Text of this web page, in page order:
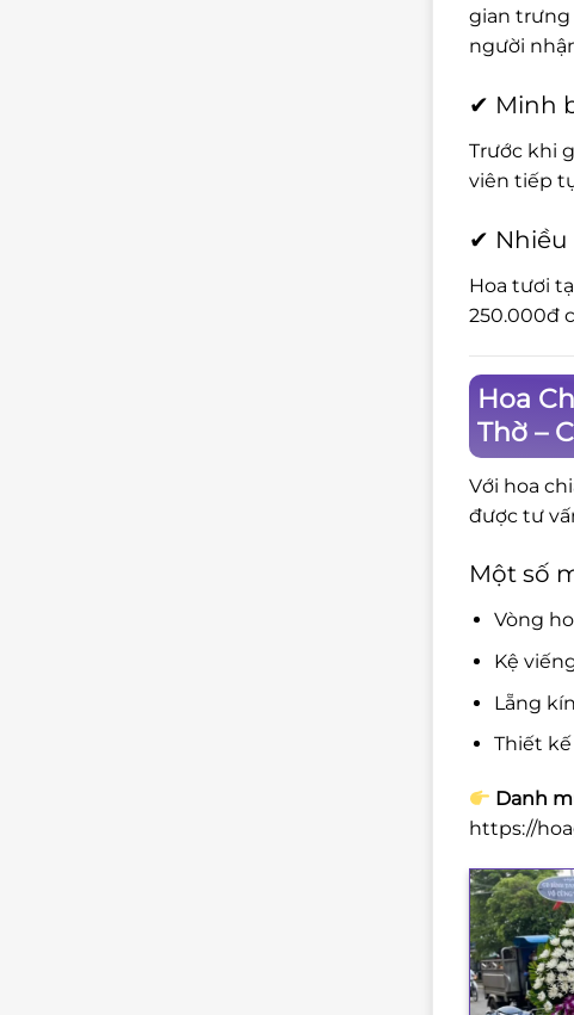
gian trưng
người
✔ Minh
Trước khi
viên tiếp
✔ Nhiều
Hoa tươi
250.000đ
Hoa
Thờ –
Với hoa
được tư
Một số
Vòng
Kệ
Lẵng
Thiết
Danh
https://